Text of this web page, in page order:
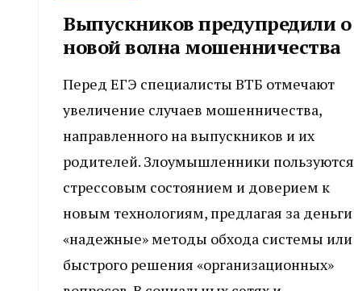
Выпускников предупредили о
новой волна мошенничества
Перед ЕГЭ специалисты ВТБ отмечают
увеличение случаев мошенничества,
направленного на выпускников и их
родителей. Злоумышленники пользуются
стрессовым состоянием и доверием к
новым технологиям, предлагая за деньги
«надежные» методы обхода системы или
быстрого решения «организационных»